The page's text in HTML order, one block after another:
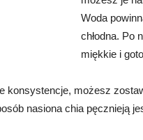
Woda
chłodna. Po
miękkie i
konsystencje, możesz
nasiona chia pęcznieją